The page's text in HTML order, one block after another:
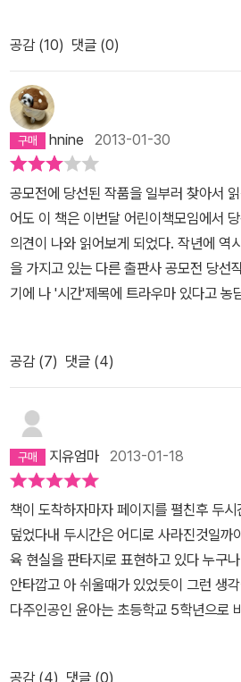
했지만 행복한 기분은 오래 가지 않았어
잖아요. 단지 중간고사가 끝났을 뿐이니까
도 잘 봐야 한다고 했고, 체력을 키우기
건 어떠냐고도 하셨죠. 난 사실 싫었어요.
스트레스 해소는커녕 스트레스 추가용일
간을 샀어요. 준비물을 깜박했을 때 친구
로 쓰기도 했고, 밉살맞은 친구를 골탕 먹
요. 근데 이상해요. 시간을 사면 살수록 점
는 게 힘들어졌어요. 하필 그날은 수학경
떠오르지 않아서 애먹다가 지난 중간고
떠올렸어요. 그런데 이게 어쩐 일일까요.
의 버튼을 눌렀는데도 시간이 멈추지 않
시간 가게 할아버지에게 따져 물었죠. 할
행복이 아니라 몸과 마음이 기억을 하는
수 있다고 했어요. 이게 뭔 소린지... 하여
그래서 시계를 고쳐달라고 했죠. 할아버
팔아서라도 난 시계가 필요했어요. 그렇지
도 없고, 엄마의 기대를 만족시킬 수도 없
심히 일한다는 것 알아요. 아빠가 위암으
보고 산 것두요. 근데, 그것 알아요? 그
곧 사랑이라는 것 알지만, 사랑이 아프기
를 만족시키는 일이 나의 최대 과제였어
를 위해 난 오늘을 포기하며 살았어요. 오
행복이 과연 의미가 있을까요?난 많은
행복했던 기억을 팔았어요. 그리고 혹독
어도 인생은 마치 평생 시험을 치르는 기
는 프레임에 갇혀 끊임없이 시험경쟁을
경쟁위주의 교육 세태는 아이들만이 아니
세로 몰아 붙이기에 숨쉴 틈이 없다. 학교
더 중요한 수업이 되어 있는 학교 교육의
있는《시간가게》의 살풍경들이 예사롭지
가 학부모라는 이름으로 살고 있기 때문
교에서 받고 있는 스트레스가 충분히 어
아이들에게 시험이란, 미래의 목표를 위
적으로 강요되는 의미일 뿐이다. 소설속
한 그런 현실의 팍팍함을 여실히 보여주
행복이란 윤아가 국제중학교에 입학하
현실에 대한 일종의 보상심리와 같은 것
발이 닳도록 발품을 팔고 집에 들어와서
윤아의 성적이라고 해도 윤아엄마를 탓
함 속에 아이에게 거는 기대와 희망이야
다. 비록 엄마와 윤아가 '성적지상주의'에
가치를 잊고 산다고 해도 사회적 약자로서
남지 않는다. 행복은 성적순이 아니잖아
행복은 성적순이 되었다. 엄마의 그런 보
아이 윤아가 엄마의 행복을 위해서 전교
된 것도 어쩌면 당연한 수순인지도 모른
리 늘 2등에 머무는 윤아의 성적. 그런
순간은 이렇게 달콤했다. 오늘날 아이들
이 사용했던 10분의 용도를 곱씹어본다.
분을 사용하는 행동이 온전히 아이 탓일까. ‘컨베이어 벨트 위에
와 있다는 생각’(p77)을 하며 ‘공장에서
품을 찍어내는 것처럼, 나도 공부 잘하는
느낌’(p77)을 받는 아이들, 밤늦게까지
‘양계장에 갇혀 있는 닭들’(p78)을 연상
의 말을 듣고 있자니 마치 내가 주인의
같다는 생각’(p107)을 하는 아이들의 모
원을 오가는 둘째 아이가 떠오른다. 강요
이가 이왕이면 좋은 대학에 들어가기를
전히 자유로울 수 없는 부모라는 생각에
속에서의 ‘시간’이란 가공되지 않은 지
에 따라 이토록 다양한 의미를 전해주는
영화 <백 투 더 퓨처>에 이르기까지. 판
현실을 슬그머니 끌어당기는 작품들이다.
지는 시간, 평범해 보이는 시간은 담고 있
해진다.이런 점에서 이나영 작가의 의도
간과 결합된 의미는 두 가지이다. 아이들
복이란 무엇일까 묻는다. 이 두 가지 요
여금 스스로의 삶을 돌아보게 한다. 진정
간을 어떻게 써야 할지를. ‘분명한 건, 행
겠다. 그리고 내 시간을 내가 주인이 되
가의 결론에 공감한다. 사진처럼 담겨지는
공감 (10) 댓글 (0)
hnine 2013-01-30
공모전에 당선된 작품을 일부러 찾아서
어도 이 책은 이번달 어린이책모임에서
의견이 나와 읽어보게 되었다. 작년에 역
을 가지고 있는 다른 출판사 공모전 당선
기에 나 '시간'제목에 트라우마 있다고 농
접속하여 그들의 소망을 그들이 좋아하
작품의 의미는 각별하다. 시간을 단순히
과 기억이라는 추상적 개념의 이중적 사
고, 정체성 형성의 문제를 다뤘다는 점에
오래 기억될 것이다. - 유영진, 심사평 중
것에 대해 어떤 느낌을 가지고 있을까? 특
초등학교 5학년 정도 된 아이들에게 있어
자식을 둔 입장이고 처음 듣는 이야기가
꽉 짜여진 일상을 보고, 이 정도의 상황이
시간에 대해 특별한 생각을 해볼 수도 있
과 화합보다는 경쟁을 부추키는 학교. 그
는 학원 순례. 집에 돌아오면 학원에서
인공 아이 같은 경우엔 각종 경시대회
이니 끊임없이 매니저의 간섭과 조언을
공감 (7) 댓글 (4)
지유엄마 2013-01-18
책이 도착하자마자 페이지를 펼친후 두
덮었다내 두시간은 어디로 사라진것일까
육 현실을 판타지로 표현하고 있다 누구
안타깝고 아 쉬울때가 있었듯이 그런 생
다주인공인 윤아는 초등학교 5학년으로
들 의 텃새와 배척은 무척이나 힘들었을
공감 (4) 댓글 (0)